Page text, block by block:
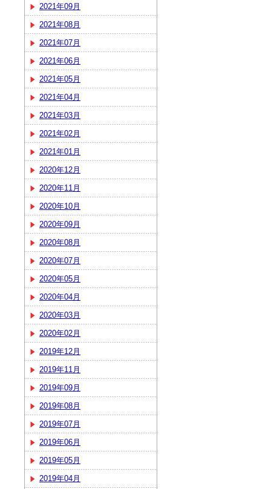
2021年09月
2021年08月
2021年07月
2021年06月
2021年05月
2021年04月
2021年03月
2021年02月
2021年01月
2020年12月
2020年11月
2020年10月
2020年09月
2020年08月
2020年07月
2020年05月
2020年04月
2020年03月
2020年02月
2019年12月
2019年11月
2019年09月
2019年08月
2019年07月
2019年06月
2019年05月
2019年04月